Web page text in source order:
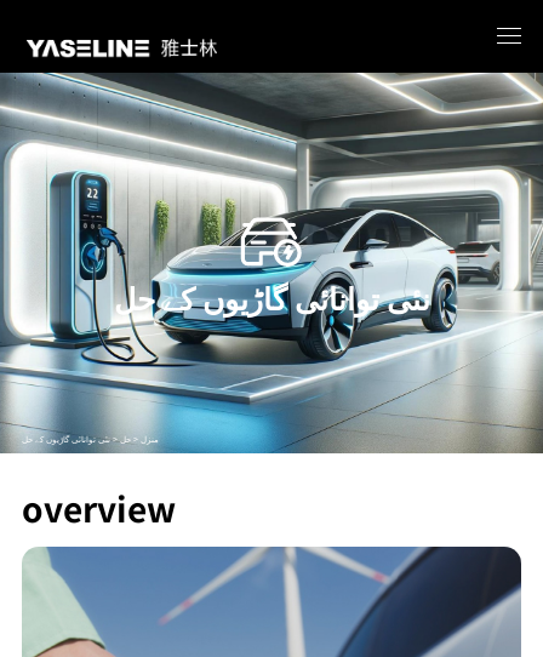
نئی توانائی گاڑیوں کے حل
منزل >حل >نئی توانائی گاڑیوں کے حل
overview